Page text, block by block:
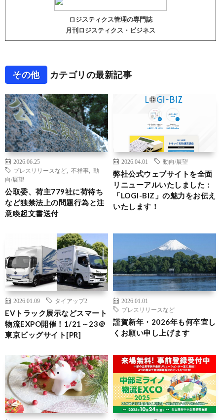
ロジスティクス管理の専門誌
月刊ロジスティクス・ビジネス
その他 カテゴリの最新記事
2026.06.25
プレスリリースなど
不祥事
動
向/展望
公取委、荷主779社に荷待ち
など独禁法上の問題行為と注
意喚起文書送付
2026.04.01 動向/展望
弊社公式ウェブサイトを全面
リニューアルいたしました：
「LOGI-BIZ」の魅力をお伝え
いたします！
2026.01.09 タイアップ2
EVトラック展示などスマート
物流EXPO開催！1/21～23＠
東京ビッグサイト[PR]
2026.01.01
プレスリリースなど
謹賀新年・2026年も何卒宜し
くお願い申し上げます